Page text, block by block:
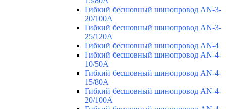
Гибкий бесшовный шинопровод AN-3-
20/100A
Гибкий бесшовный шинопровод AN-3-
25/120A
Гибкий бесшовный шинопровод AN-4
Гибкий бесшовный шинопровод AN-4-
10/50A
Гибкий бесшовный шинопровод AN-4-
15/80A
Гибкий бесшовный шинопровод AN-4-
20/100A